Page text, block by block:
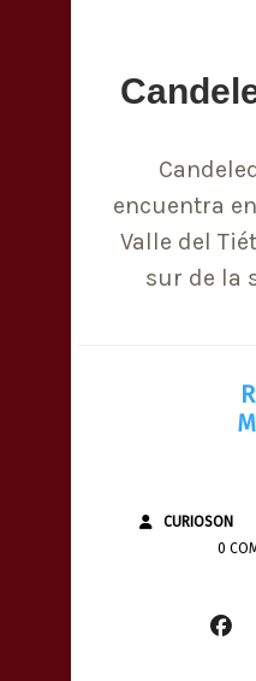
encuentra
Valle del
sur de la
CURIOSON
0